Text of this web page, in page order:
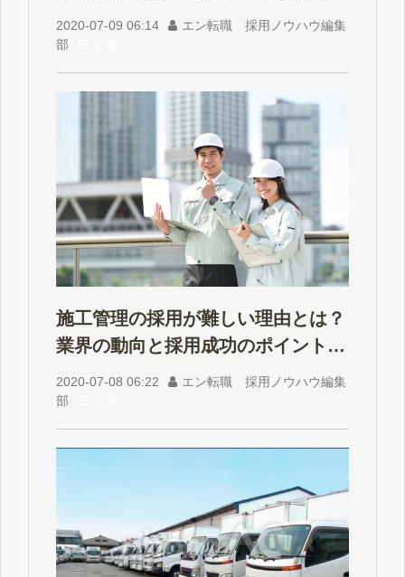
説！
2020-07-09 06:14
エン転職 採用ノウハウ編集
部
施工管理の採用が難しい理由とは？
業界の動向と採用成功のポイントを
解説
2020-07-08 06:22
エン転職 採用ノウハウ編集
部